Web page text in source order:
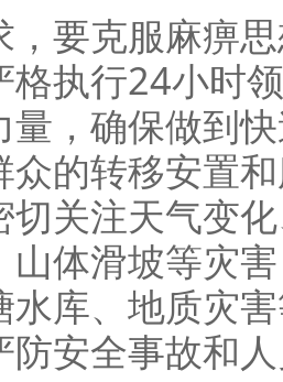
，要克服麻痹
格执行24小时
量，确保做到
众的转移安置
切关注天气变
山体滑坡等灾
水库、地质灾
防安全事故和